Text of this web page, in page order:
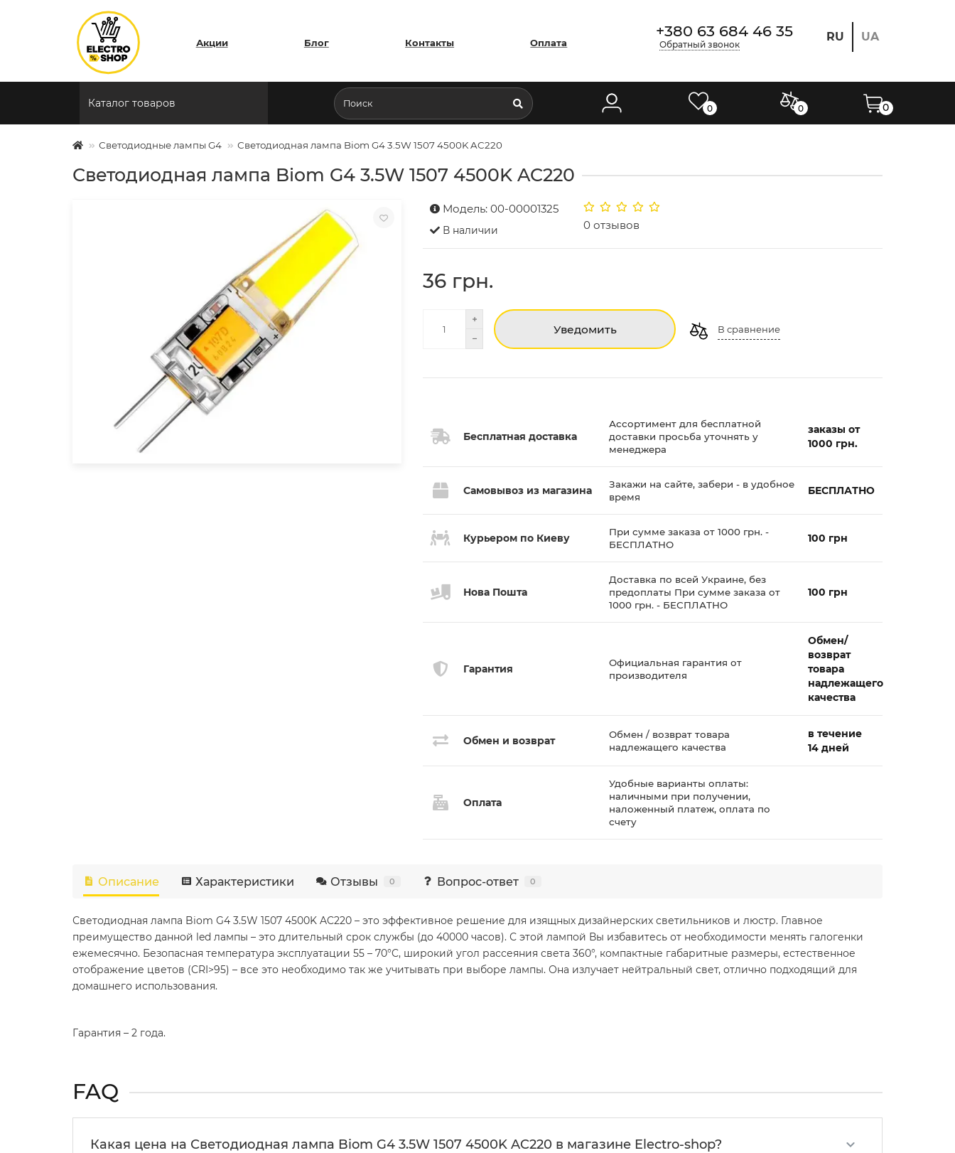
Акции Блог Контакты Оплата
+380 63 684 46 35
Обратный звонок
RU UA
Каталог товаров 0 0 0
Светодиодные лампы G4 Светодиодная лампа Biom G4 3.5W 1507 4500K AC220
Светодиодная лампа Biom G4 3.5W 1507 4500K AC220
Модель: 00-00001325
В наличии 0 отзывов
36 грн.
Уведомить В сравнение
Бесплатная доставка
Ассортимент для бесплатной
доставки просьба уточнять у
менеджера
заказы от
1000 грн.
Самовывоз из магазина
Закажи на сайте, забери - в удобное
время
БЕСПЛАТНО
Курьером по Киеву
При сумме заказа от 1000 грн. -
БЕСПЛАТНО
100 грн
Нова Пошта
Доставка по всей Украине, без
предоплаты При сумме заказа от
1000 грн. - БЕСПЛАТНО
100 грн
Гарантия
Официальная гарантия от
производителя
Обмен/
возврат
товара
надлежащего
качества
Обмен и возврат
Обмен / возврат товара
надлежащего качества
в течение
14 дней
Оплата
Удобные варианты оплаты:
наличными при получении,
наложенный платеж, оплата по
счету
Описание Характеристики Отзывы 0 Вопрос-ответ 0
Светодиодная лампа Biom G4 3.5W 1507 4500K AC220 – это эффективное решение для изящных дизайнерских светильников и люстр. Главное
преимущество данной led лампы – это длительный срок службы (до 40000 часов). С этой лампой Вы избавитесь от необходимости менять галогенки
ежемесячно. Безопасная температура эксплуатации 55 – 70°C, широкий угол рассеяния света 360°, компактные габаритные размеры, естественное
отображение цветов (CRI>95) – все это необходимо так же учитывать при выборе лампы. Она излучает нейтральный свет, отлично подходящий для
домашнего использования.
Гарантия – 2 года.
FAQ
Какая цена на Светодиодная лампа Biom G4 3.5W 1507 4500K AC220 в магазине Electro-shop?